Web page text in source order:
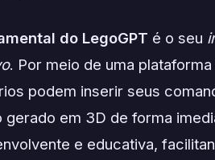
do LegoGPT é o seu
. Por meio de uma
podem inserir seus
gerado em 3D de forma
e educativa,